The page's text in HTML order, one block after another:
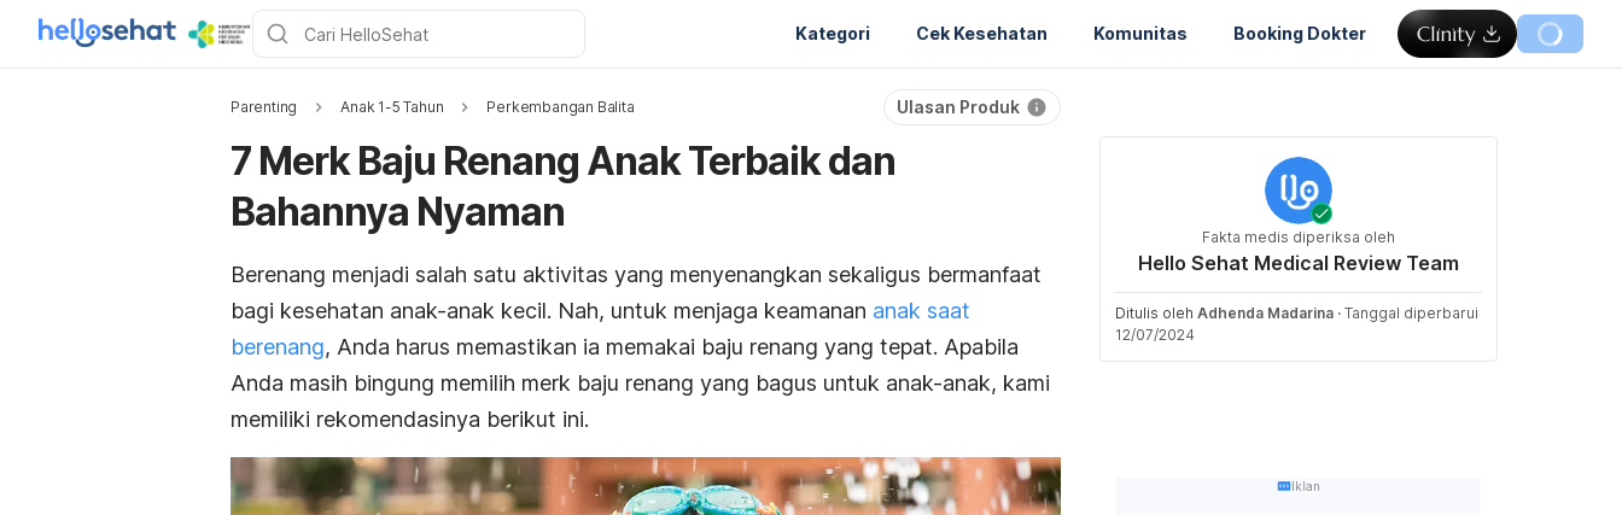
Kategori Cek Kesehatan Komunitas Booking Dokter
Parenting Anak 1-5 Tahun Perkembangan Balita Ulasan Produk
7 Merk Baju Renang Anak Terbaik dan
Bahannya Nyaman
Berenang menjadi salah satu aktivitas yang menyenangkan sekaligus bermanfaat
bagi kesehatan anak-anak kecil. Nah, untuk menjaga keamanan anak saat
berenang, Anda harus memastikan ia memakai baju renang yang tepat. Apabila
Anda masih bingung memilih merk baju renang yang bagus untuk anak-anak, kami
memiliki rekomendasinya berikut ini.
Fakta medis diperiksa oleh
Hello Sehat Medical Review Team
Ditulis oleh Adhenda Madarina · Tanggal diperbarui
12/07/2024
Iklan